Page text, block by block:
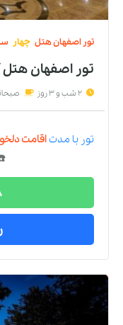
تور اصفهانهتل چهار
تور اصفهان
2 شب و 3 روز
تور با مدتاقامت